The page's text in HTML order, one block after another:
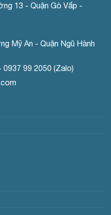
13 - Quận Gò Vấp -
Mỹ An - Quận Ngũ Hành
99 2050 (Zalo)